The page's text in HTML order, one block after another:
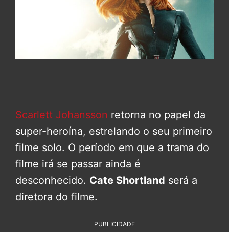
Scarlett Johansson retorna no papel da
super-heroína, estrelando o seu primeiro
filme solo. O período em que a trama do
filme irá se passar ainda é
desconhecido. Cate Shortland será a
diretora do filme.
PUBLICIDADE